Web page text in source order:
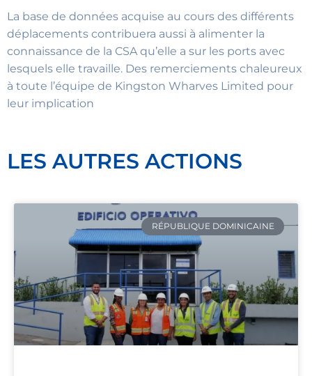
La base de données acquise au cours des différents
déplacements contribuera aussi à alimenter la
connaissance de la CSA qu’elle a sur les ports avec
lesquels elle travaille. Des remerciements chaleureux
à toute l’équipe de Kingston Wharves Limited pour
leur implication
LES AUTRES ACTIONS
RÉPUBLIQUE DOMINICAINE